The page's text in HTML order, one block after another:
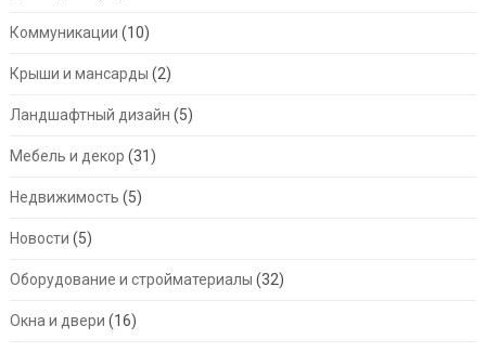
Коммуникации (10)
Крыши и мансарды (2)
Ландшафтный дизайн (5)
Мебель и декор (31)
Недвижимость (5)
Новости (5)
Оборудование и стройматериалы (32)
Окна и двери (16)